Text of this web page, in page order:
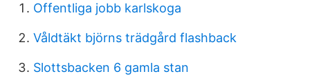
Offentliga jobb karlskoga
Våldtäkt björns trädgård flashback
Slottsbacken 6 gamla stan